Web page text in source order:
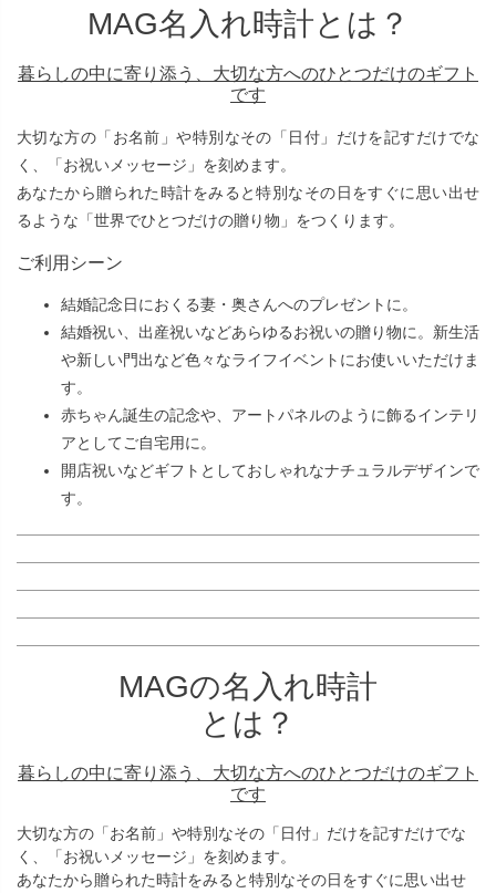
MAG名入れ時計とは？
暮らしの中に寄り添う、大切な方へのひとつだけのギフト
です
大切な方の「お名前」や特別なその「日付」だけを記すだけでな
く、「お祝いメッセージ」を刻めます。
あなたから贈られた時計をみると特別なその日をすぐに思い出せ
るような「世界でひとつだけの贈り物」をつくります。
ご利用シーン
結婚記念日におくる妻・奥さんへのプレゼントに。
結婚祝い、出産祝いなどあらゆるお祝いの贈り物に。新生活
や新しい門出など色々なライフイベントにお使いいただけま
す。
赤ちゃん誕生の記念や、アートパネルのように飾るインテリ
アとしてご自宅用に。
開店祝いなどギフトとしておしゃれなナチュラルデザインで
す。
MAGの名入れ時計
とは？
暮らしの中に寄り添う、大切な方へのひとつだけのギフト
です
大切な方の「お名前」や特別なその「日付」だけを記すだけでな
く、「お祝いメッセージ」を刻めます。
あなたから贈られた時計をみると特別なその日をすぐに思い出せ